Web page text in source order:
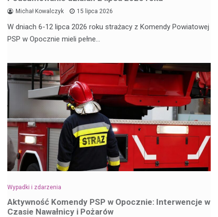
Michał Kowalczyk 15 lipca 2026
W dniach 6-12 lipca 2026 roku strażacy z Komendy Powiatowej
PSP w Opocznie mieli pełne…
Wypadki i zdarzenia
Aktywność Komendy PSP w Opocznie: Interwencje w
Czasie Nawałnicy i Pożarów